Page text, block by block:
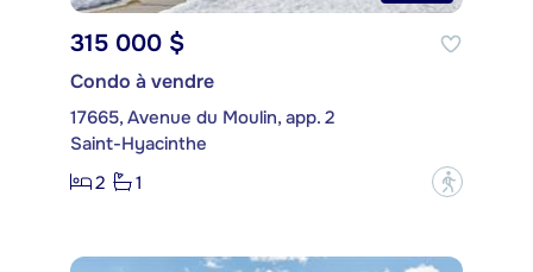
315 000 $
Condo à vendre
17665, Avenue du Moulin, app. 2
Saint-Hyacinthe
2
1 ?